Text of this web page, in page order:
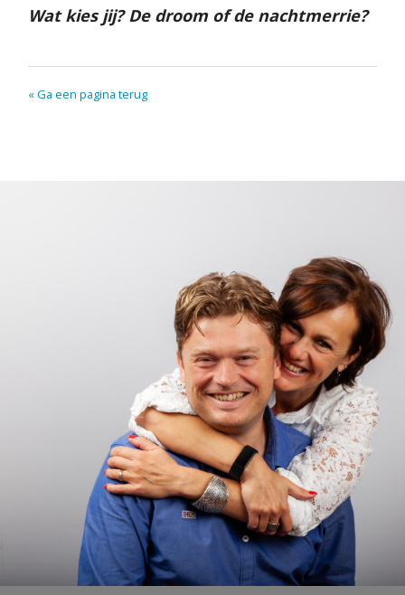
Wat kies jij? De droom of de nachtmerrie?
« Ga een pagina terug